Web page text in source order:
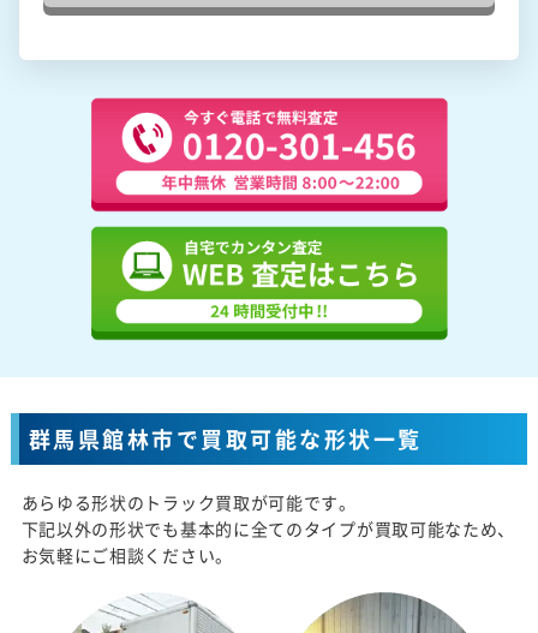
群馬県館林市で買取可能な形状一覧
あらゆる形状のトラック買取が可能です。
下記以外の形状でも基本的に全てのタイプが買取可能なため、
お気軽にご相談ください。